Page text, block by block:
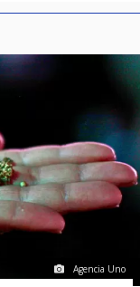
Agencia Uno